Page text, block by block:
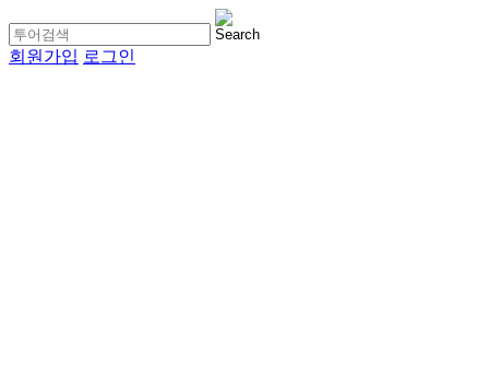
회원가입 로그인